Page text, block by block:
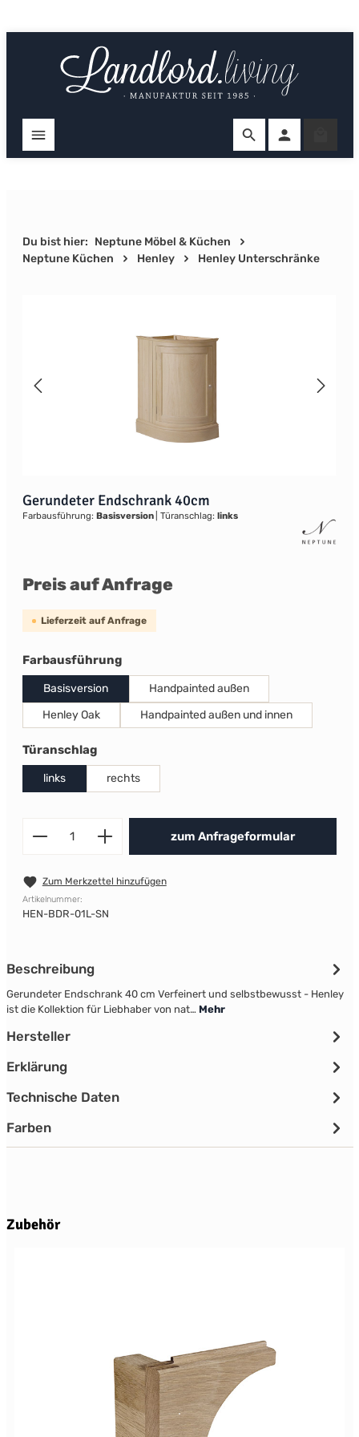
Du bist hier: Neptune Möbel & Küchen
Neptune Küchen
Henley Henley Unterschränke
Gerundeter Endschrank 40cm
Farbausführung: Basisversion Türanschlag: links
Preis auf Anfrage
Lieferzeit auf Anfrage
Farbausführungauswählen
Basisversion
Handpainted außen
Henley Oak
Handpainted außen und innen
Türanschlagauswählen
links rechts
Produkt Anzahl: Gib den
zum Anfrageformular
Zum Merkzettel hinzufügen
Artikelnummer:
HEN-BDR-01L-SN
Beschreibung
Gerundeter Endschrank 40 cm Verfeinert und selbstbewusst - Henley
ist die Kollektion für Liebhaber von nat… Mehr
Hersteller
Erklärung
Technische Daten
Farben
Produktgalerie überspringen
Zubehör